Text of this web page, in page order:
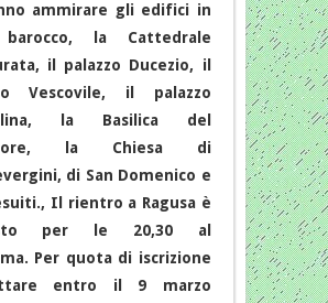
ammirare gli edifici in
la Cattedrale
il palazzo Ducezio, il
Vescovile, il palazzo
la Basilica del
la Chiesa di
di San Domenico e
Il rientro a Ragusa è
per le 20,30 al
Per quota di iscrizione
entro il 9 marzo